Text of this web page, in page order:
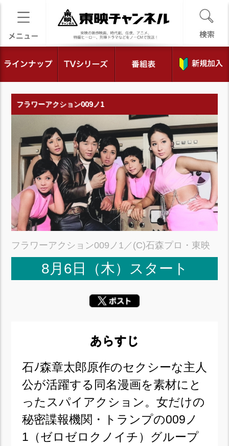
フラワーアクション009ノ1
フラワーアクション009ノ1／(C)石森プロ・東映
8月6日（木）スタート
あらすじ
石ﾉ森章太郎原作のセクシーな主人
公が活躍する同名漫画を素材にと
ったスパイアクション。女だけの
秘密諜報機関・トランプの009ノ
1（ゼロゼロクノイチ）グループ